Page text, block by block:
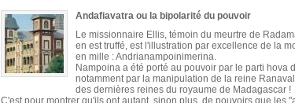
Andafiavatra ou la bipolarité du pouvoir
Le missionnaire Ellis, témoin du meurtre de
en est truffé, est l'illustration par excellence de la
en mille : Andrianampoinimerina.
Nampoina a été porté au pouvoir par le parti hova
notamment par la manipulation de la reine
des dernières reines du royaume de Madagascar !
C'est pour montrer qu'ils ont autant, sinon plus, de pouvoirs que